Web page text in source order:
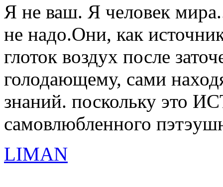
Я не ваш. Я человек
не надо.Они, как
глоток воздух после
голодающему, сами
знаний. поскольку это
самовлюбленного
LIMAN